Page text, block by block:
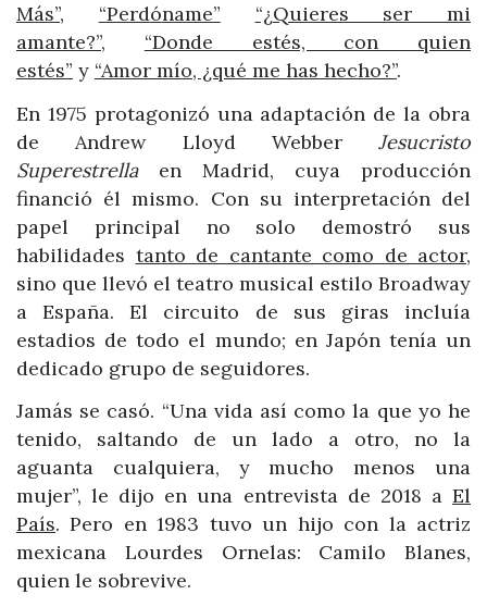
Más”, “Perdóname”
“¿Quieres ser mi
amante?”, “Donde estés, con quien
estés” y “Amor mío, ¿qué me has hecho?”.
En 1975 protagonizó una adaptación de la obra
de Andrew Lloyd Webber Jesucristo
Superestrellaen Madrid, cuya producción
financió él mismo. Con su interpretación del
papel principal no solo demostró sus
habilidades tanto de cantante como de actor,
sino que llevó el teatro musical estilo Broadway
a España. El circuito de sus giras incluía
estadios de todo el mundo; en Japón tenía un
dedicado grupo de seguidores.
Jamás se casó. “Una vida así como la que yo he
tenido, saltando de un lado a otro, no la
aguanta cualquiera, y mucho menos una
mujer”, le dijo en una entrevista de 2018 a El
País. Pero en 1983 tuvo un hijo con la actriz
mexicana Lourdes Ornelas: Camilo Blanes,
quien le sobrevive.